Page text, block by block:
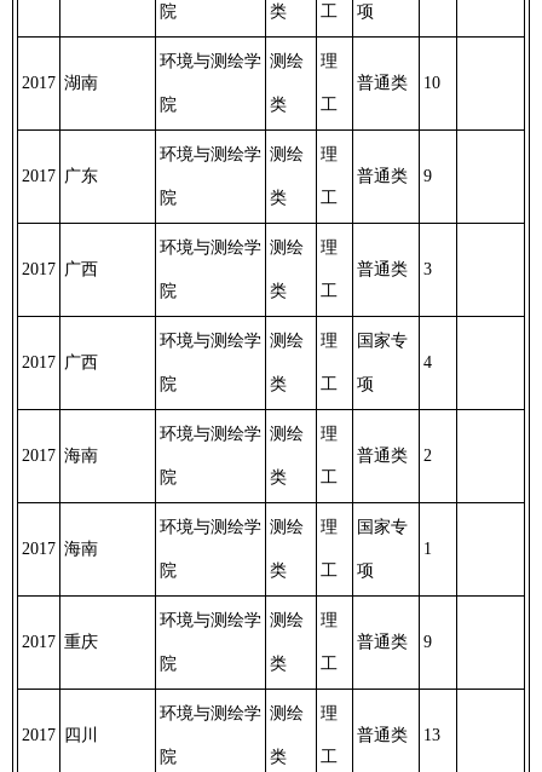
院 类 工 项
2017 湖南
环境与测绘学
院
测绘
类
理
工
普通类 10
2017 广东
环境与测绘学
院
测绘
类
理
工
普通类 9
2017 广西
环境与测绘学
院
测绘
类
理
工
普通类 3
2017 广西
环境与测绘学
院
测绘
类
理
工
国家专
项
4
2017 海南
环境与测绘学
院
测绘
类
理
工
普通类 2
2017 海南
环境与测绘学
院
测绘
类
理
工
国家专
项
1
2017 重庆
环境与测绘学
院
测绘
类
理
工
普通类 9
2017 四川
环境与测绘学
院
测绘
类
理
工
普通类 13